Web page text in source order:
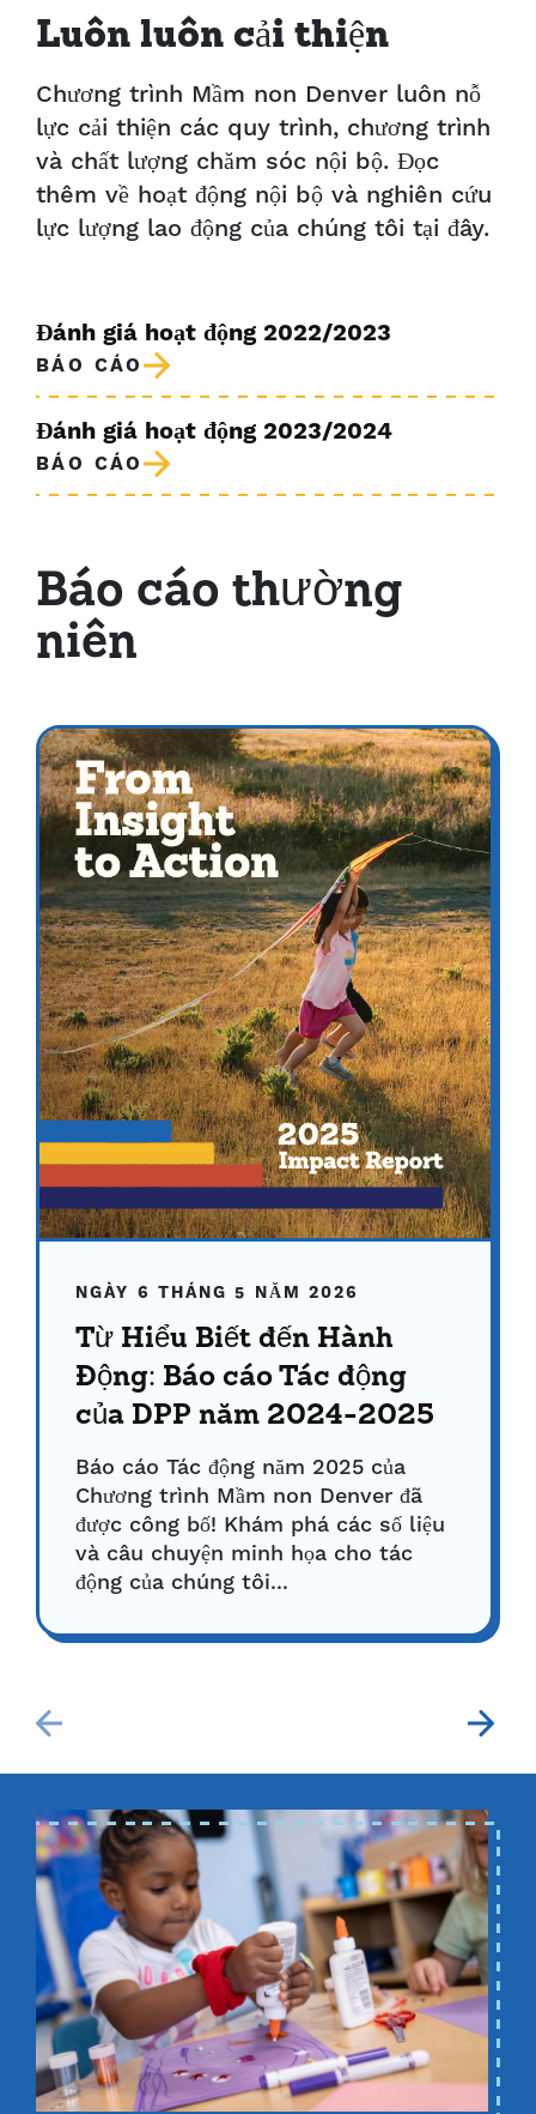
Luôn luôn cải thiện
Chương trình Mầm non Denver luôn nỗ
lực cải thiện các quy trình, chương trình
và chất lượng chăm sóc nội bộ. Đọc
thêm về hoạt động nội bộ và nghiên cứu
lực lượng lao động của chúng tôi tại đây.
Đánh giá hoạt động 2022/2023
BÁO CÁO
Đánh giá hoạt động 2023/2024
BÁO CÁO
Báo cáo thường
niên
NGÀY 6 THÁNG 5 NĂM 2026
Từ Hiểu Biết đến Hành
Động: Báo cáo Tác động
của DPP năm 2024-2025
Báo cáo Tác động năm 2025 của
Chương trình Mầm non Denver đã
được công bố! Khám phá các số liệu
và câu chuyện minh họa cho tác
động của chúng tôi...